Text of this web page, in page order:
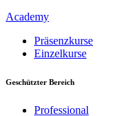
Academy
Präsenzkurse
Einzelkurse
Geschützter Bereich
Professional